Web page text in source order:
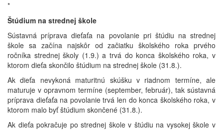
*
Štúdium na strednej škole
Sústavná príprava dieťaťa na povolanie pri štúdiu na strednej
škole sa začína najskôr od začiatku školského roka prvého
ročníka strednej školy (1.9.) a trvá do konca školského roka, v
ktorom dieťa skončilo štúdium na strednej škole (31.8.).
Ak dieťa nevykoná maturitnú skúšku v riadnom termíne, ale
maturuje v opravnom termíne (september, február), tak sústavná
príprava dieťaťa na povolanie trvá len do konca školského roka, v
ktorom malo byť štúdium skončené (31.8.).
Ak dieťa pokračuje po strednej škole v štúdiu na vysokej škole v